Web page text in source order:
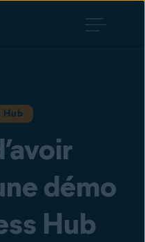
Hub
démo
Hub